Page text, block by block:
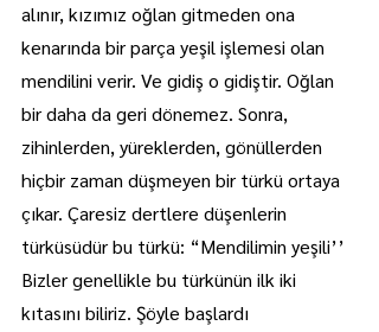
alınır, kızımız oğlan gitmeden ona
kenarında bir parça yeşil işlemesi olan
mendilini verir. Ve gidiş o gidiştir. Oğlan
bir daha da geri dönemez. Sonra,
zihinlerden, yüreklerden, gönüllerden
hiçbir zaman düşmeyen bir türkü ortaya
çıkar. Çaresiz dertlere düşenlerin
türküsüdür bu türkü: “Mendilimin yeşili’’
Bizler genellikle bu türkünün ilk iki
kıtasını biliriz. Şöyle başlardı